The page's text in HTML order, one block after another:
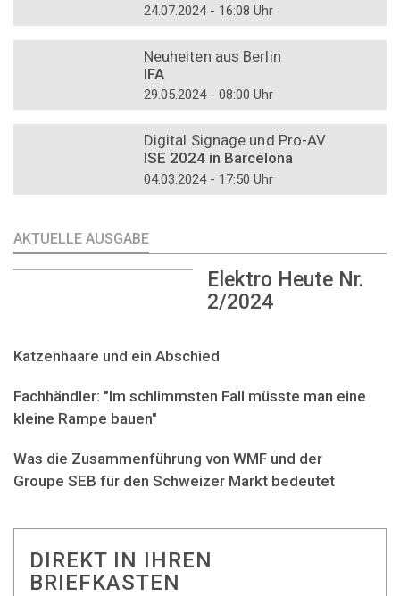
24.07.2024 - 16:08 Uhr
Neuheiten aus Berlin
IFA
29.05.2024 - 08:00 Uhr
Digital Signage und Pro-AV
ISE 2024 in Barcelona
04.03.2024 - 17:50 Uhr
AKTUELLE AUSGABE
Elektro Heute Nr.
2/2024
Katzenhaare und ein Abschied
Fachhändler: "Im schlimmsten Fall müsste man eine
kleine Rampe bauen"
Was die Zusammenführung von WMF und der
Groupe SEB für den Schweizer Markt bedeutet
DIREKT IN IHREN
BRIEFKASTEN